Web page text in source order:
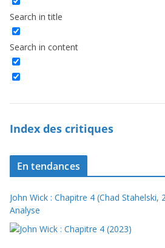
Search in title
Search in content
Index des critiques
En tendances
John Wick : Chapitre 4 (Chad Stahelski,
Analyse